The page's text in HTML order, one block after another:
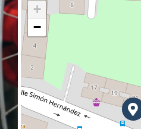
+
−